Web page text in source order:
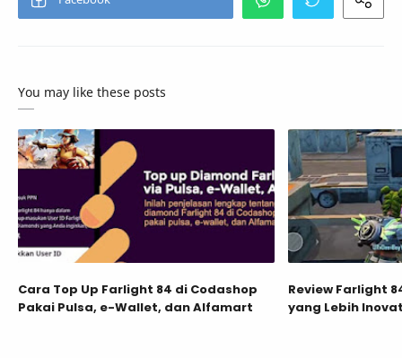
You may like these posts
Cara Top Up Farlight 84 di Codashop
Pakai Pulsa, e-Wallet, dan Alfamart
Review Farlight
yang Lebih